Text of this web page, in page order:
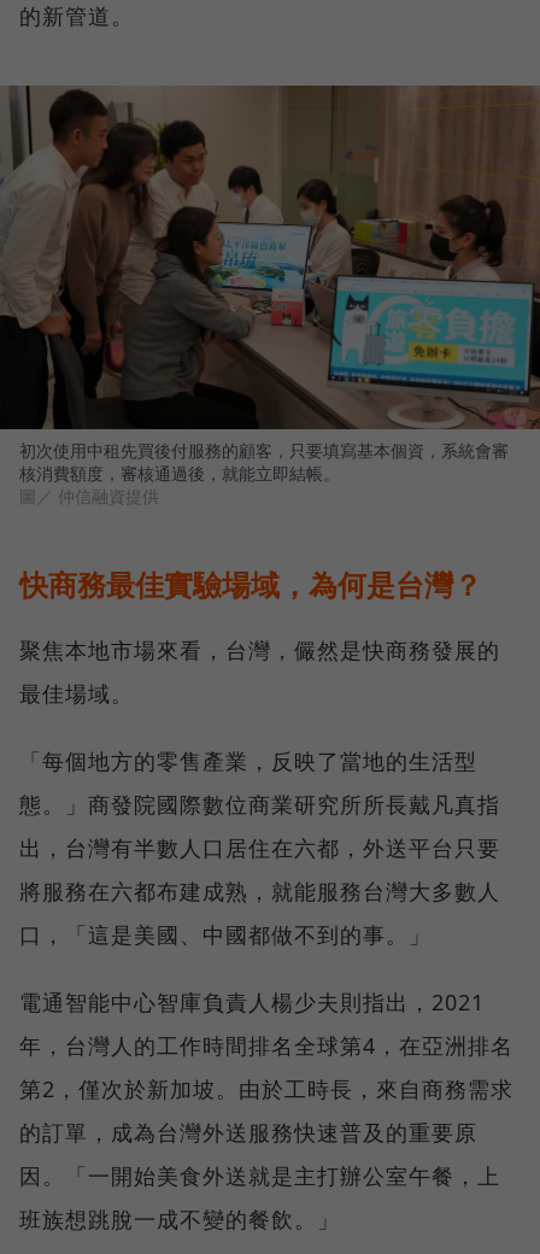
的新管道。
初次使用中租先買後付服務的顧客，只要填寫基本個資，系統會審
核消費額度，審核通過後，就能立即結帳。
圖／ 仲信融資提供
快商務最佳實驗場域，為何是台灣？
聚焦本地市場來看，台灣，儼然是快商務發展的
最佳場域。
「每個地方的零售產業，反映了當地的生活型
態。」商發院國際數位商業研究所所長戴凡真指
出，台灣有半數人口居住在六都，外送平台只要
將服務在六都布建成熟，就能服務台灣大多數人
口，「這是美國、中國都做不到的事。」
電通智能中心智庫負責人楊少夫則指出，2021
年，台灣人的工作時間排名全球第4，在亞洲排名
第2，僅次於新加坡。由於工時長，來自商務需求
的訂單，成為台灣外送服務快速普及的重要原
因。「一開始美食外送就是主打辦公室午餐，上
班族想跳脫一成不變的餐飲。」